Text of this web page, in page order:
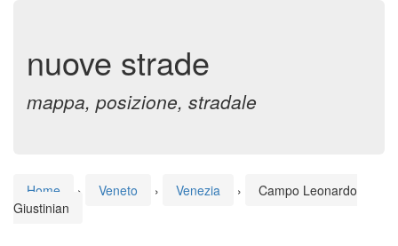
nuove strade
mappa, posizione, stradale
Home › Veneto › Venezia ›
Campo Leonardo
Giustinian